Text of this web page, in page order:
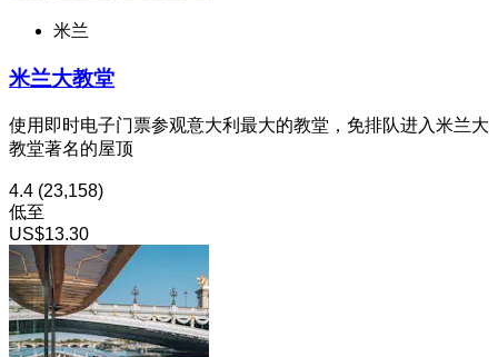
米兰
米兰大教堂
使用即时电子门票参观意大利最大的教堂，免排队进入米兰大
教堂著名的屋顶
4.4 (23,158)
低至
US$13.30